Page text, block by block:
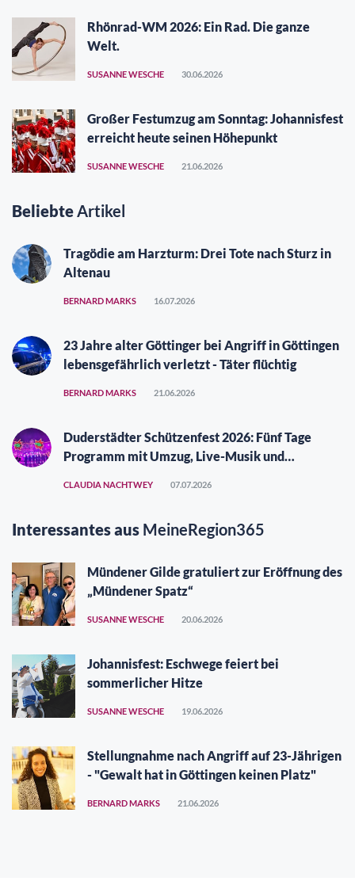
Rhönrad-WM 2026: Ein Rad. Die ganze
Welt.
SUSANNE WESCHE 30.06.2026
Großer Festumzug am Sonntag: Johannisfest
erreicht heute seinen Höhepunkt
SUSANNE WESCHE 21.06.2026
BeliebteArtikel
Tragödie am Harzturm: Drei Tote nach Sturz in
Altenau
BERNARD MARKS 16.07.2026
23 Jahre alter Göttinger bei Angriff in Göttingen
lebensgefährlich verletzt - Täter flüchtig
BERNARD MARKS 21.06.2026
Duderstädter Schützenfest 2026: Fünf Tage
Programm mit Umzug, Live-Musik und
CLAUDIA NACHTWEY 07.07.2026
Interessantes aus MeineRegion365
Mündener Gilde gratuliert zur Eröffnung des
„Mündener Spatz“
SUSANNE WESCHE 20.06.2026
Johannisfest: Eschwege feiert bei
sommerlicher Hitze
SUSANNE WESCHE 19.06.2026
Stellungnahme nach Angriff auf 23-Jährigen
- "Gewalt hat in Göttingen keinen Platz"
BERNARD MARKS 21.06.2026